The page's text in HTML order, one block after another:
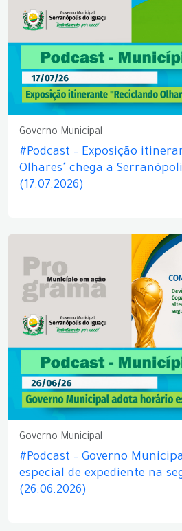
Governo Municipal
#Podcast – Exposição
Olhares" chega a
(17.07.2026)
Governo Municipal
#Podcast – Governo
especial de expediente na
(26.06.2026)